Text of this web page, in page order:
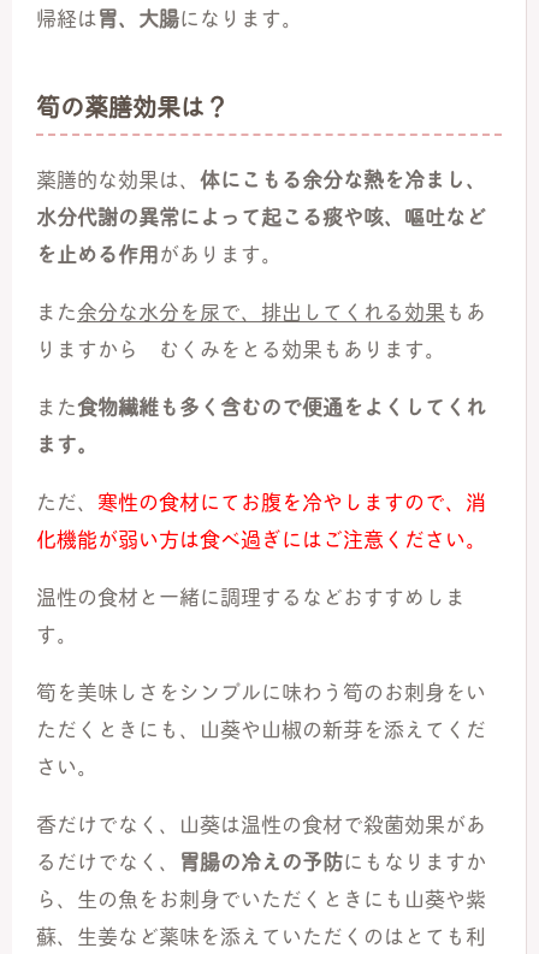
帰経は胃、大腸になります。
筍の薬膳効果は？
薬膳的な効果は、 体にこもる余分な熱を冷まし、
水分代謝の異常によって起こる痰や咳、嘔吐など
を止める作用があります。
また余分な水分を尿で、排出してくれる効果もあ
りますから むくみをとる効果もあります。
また食物繊維も多く含むので便通をよくしてくれ
ます。
ただ、 寒性の食材にてお腹を冷やしますので、消
化機能が弱い方は食べ過ぎにはご注意ください。
温性の食材と一緒に調理するなどおすすめしま
す。
筍を美味しさをシンプルに味わう筍のお刺身をい
ただくときにも、山葵や山椒の新芽を添えてくだ
さい。
香だけでなく、山葵は温性の食材で殺菌効果があ
るだけでなく、 胃腸の冷えの予防にもなりますか
ら、生の魚をお刺身でいただくときにも山葵や紫
蘇、生姜など薬味を添えていただくのはとても利